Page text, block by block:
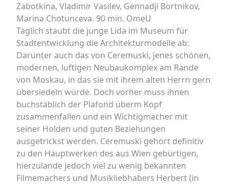
Zabotkina, Vladimir Vasilev, Gennadji Bortnikov,
Marina Chotunceva. 90 min. OmeU
Täglich staubt die junge Lida im Museum für
Stadtentwicklung die Architekturmodelle ab:
Darunter auch das von Ceremuski, jenes schönen,
modernen, luftigen Neubaukomplex am Rande
von Moskau, in das sie mit ihrem alten Herrn gern
übersiedeln würde. Doch vorher muss ihnen
buchstäblich der Plafond überm Kopf
zusammenfallen und ein Wichtigmacher mit
seiner Holden und guten Beziehungen
ausgetrickst werden. Ceremuski gehört definitiv
zu den Hauptwerken des aus Wien gebürtigen,
hierzulande jedoch viel zu wenig bekannten
Filmemachers und Musikliebhabers Herbert (in